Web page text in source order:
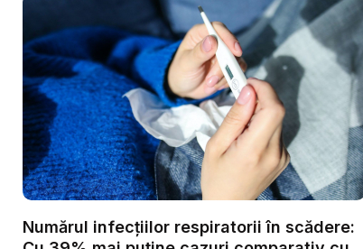
Numărul infecțiilor respiratorii în scădere: